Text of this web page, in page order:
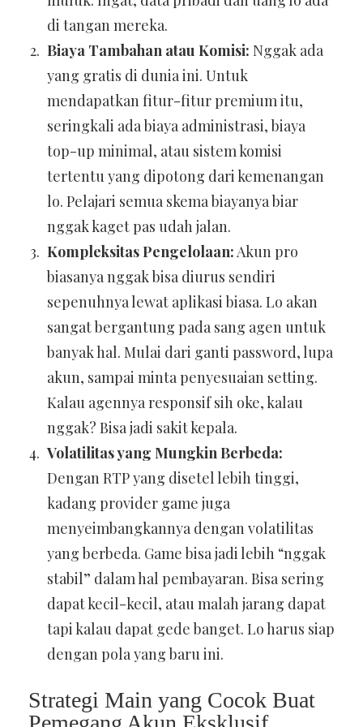
di tangan mereka.
Biaya Tambahan atau Komisi: Nggak ada
yang gratis di dunia ini. Untuk
mendapatkan fitur-fitur premium itu,
seringkali ada biaya administrasi, biaya
top-up minimal, atau sistem komisi
tertentu yang dipotong dari kemenangan
lo. Pelajari semua skema biayanya biar
nggak kaget pas udah jalan.
Kompleksitas Pengelolaan:Akun pro
biasanya nggak bisa diurus sendiri
sepenuhnya lewat aplikasi biasa. Lo akan
sangat bergantung pada sang agen untuk
banyak hal. Mulai dari ganti password, lupa
akun, sampai minta penyesuaian setting.
Kalau agennya responsif sih oke, kalau
nggak? Bisa jadi sakit kepala.
Volatilitas yang Mungkin Berbeda:
Dengan RTP yang disetel lebih tinggi,
kadang provider game juga
menyeimbangkannya dengan volatilitas
yang berbeda. Game bisa jadi lebih “nggak
stabil” dalam hal pembayaran. Bisa sering
dapat kecil-kecil, atau malah jarang dapat
tapi kalau dapat gede banget. Lo harus siap
dengan pola yang baru ini.
Strategi Main yang Cocok Buat